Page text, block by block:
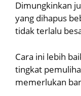
Dimungkinkan
yang dihapus
tidak terlalu
Cara ini lebih
tingkat
memerlukan